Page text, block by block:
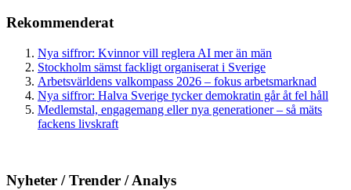
Rekommenderat
Nya siffror: Kvinnor vill reglera AI mer än män
Stockholm sämst fackligt organiserat i Sverige
Arbetsvärldens valkompass 2026 – fokus arbetsmarknad
Nya siffror: Halva Sverige tycker demokratin går åt fel håll
Medlemstal, engagemang eller nya generationer – så mäts
fackens livskraft
Nyheter / Trender / Analys